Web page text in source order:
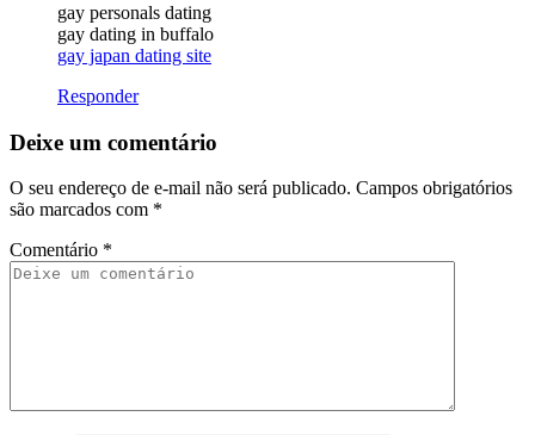
gay personals dating
gay dating in buffalo
gay japan dating site
Responder
Deixe um comentário
O seu endereço de e-mail não será publicado. Campos obrigatórios
são marcados com *
Comentário *